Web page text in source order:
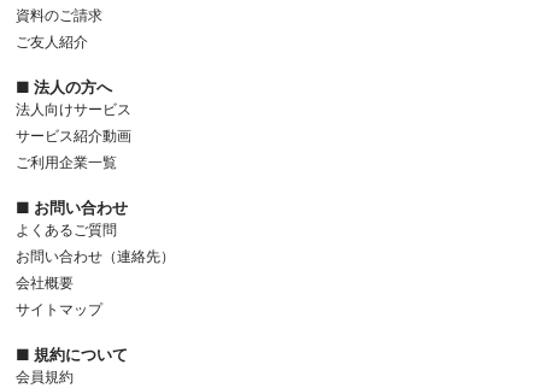
資料のご請求
ご友人紹介
■ 法人の方へ
法人向けサービス
サービス紹介動画
ご利用企業一覧
■ お問い合わせ
よくあるご質問
お問い合わせ（連絡先）
会社概要
サイトマップ
■ 規約について
会員規約